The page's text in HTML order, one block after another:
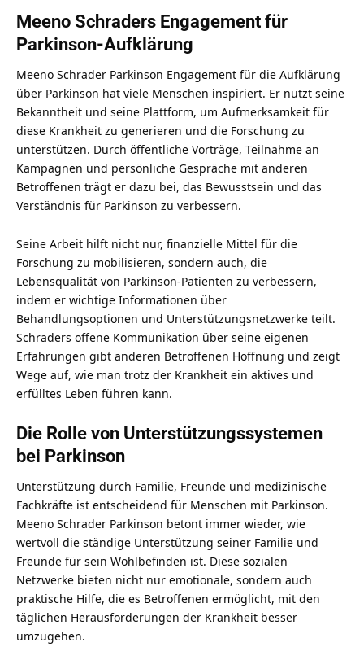
Meeno Schraders Engagement für
Parkinson-Aufklärung
Meeno Schrader Parkinson Engagement für die Aufklärung
über Parkinson hat viele Menschen inspiriert. Er nutzt seine
Bekanntheit und seine Plattform, um Aufmerksamkeit für
diese Krankheit zu generieren und die Forschung zu
unterstützen. Durch öffentliche Vorträge, Teilnahme an
Kampagnen und persönliche Gespräche mit anderen
Betroffenen trägt er dazu bei, das Bewusstsein und das
Verständnis für Parkinson zu verbessern.
Seine Arbeit hilft nicht nur, finanzielle Mittel für die
Forschung zu mobilisieren, sondern auch, die
Lebensqualität von Parkinson-Patienten zu verbessern,
indem er wichtige Informationen über
Behandlungsoptionen und Unterstützungsnetzwerke teilt.
Schraders offene Kommunikation über seine eigenen
Erfahrungen gibt anderen Betroffenen Hoffnung und zeigt
Wege auf, wie man trotz der Krankheit ein aktives und
erfülltes Leben führen kann.
Die Rolle von Unterstützungssystemen
bei Parkinson
Unterstützung durch Familie, Freunde und medizinische
Fachkräfte ist entscheidend für Menschen mit Parkinson.
Meeno Schrader Parkinson betont immer wieder, wie
wertvoll die ständige Unterstützung seiner Familie und
Freunde für sein Wohlbefinden ist. Diese sozialen
Netzwerke bieten nicht nur emotionale, sondern auch
praktische Hilfe, die es Betroffenen ermöglicht, mit den
täglichen Herausforderungen der Krankheit besser
umzugehen.